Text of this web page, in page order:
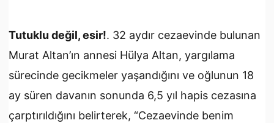
Tutuklu değil, esir!. 32 aydır cezaevinde bulunan
Murat Altan’ın annesi Hülya Altan, yargılama
sürecinde gecikmeler yaşandığını ve oğlunun 18
ay süren davanın sonunda 6,5 yıl hapis cezasına
çarptırıldığını belirterek, “Cezaevinde benim